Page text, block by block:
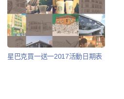
星巴克買一送一2017活動日期表